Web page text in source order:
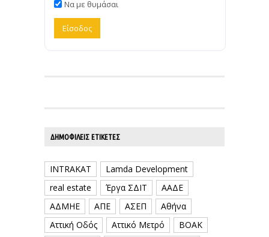
Να με θυμάσαι
ΔΗΜΟΦΙΛΕΊΣ ΕΤΙΚΈΤΕΣ
INTRAKAT
Lamda Development
real estate
Έργα ΣΔΙΤ
ΑΑΔΕ
ΑΔΜΗΕ
ΑΠΕ ΑΣΕΠ
Αθήνα
Αττική Οδός
Αττικό Μετρό
ΒΟΑΚ